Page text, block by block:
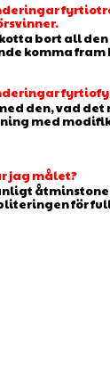
bort all
komma
den, vad
med
jag målet?
för